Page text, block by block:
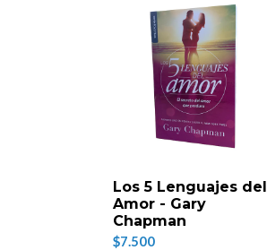
Los 5 Lenguajes del
Amor - Gary
Chapman
$7.500